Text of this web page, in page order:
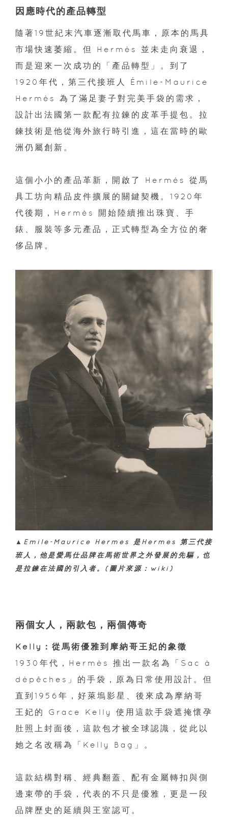
因應時代的產品轉型
隨著19世紀末汽車逐漸取代馬車，原本的馬具
市場快速萎縮。但 Hermès 並未走向衰退，
而是迎來一次成功的「產品轉型」。到了
1920年代，第三代接班人 Émile-Maurice
Hermès 為了滿足妻子對完美手袋的需求，
設計出法國第一款配有拉鍊的皮革手提包。拉
鍊技術是他從海外旅行時引進，這在當時的歐
洲仍屬創新。
這個小小的產品革新，開啟了 Hermès 從馬
具工坊向精品皮件擴展的關鍵契機。1920年
代後期，Hermès 開始陸續推出珠寶、手
錶、服裝等多元產品，正式轉型為全方位的奢
侈品牌。
▲Émile-Maurice Hermès 是Hermès 第三代接
班人，他是愛馬仕品牌在馬術世界之外發展的先驅，也
是拉鍊在法國的引入者。(圖片來源：wiki)
兩個女人，兩款包，兩個傳奇
Kelly：從馬術優雅到摩納哥王妃的象徵
1930年代，Hermès 推出一款名為「Sac à
dépêches」的手袋，原為日常使用設計。但
直到1956年，好萊塢影星、後來成為摩納哥
王妃的 Grace Kelly 使用這款手袋遮掩懷孕
肚照上封面後，這款包才被全球認識，從此以
她之名改稱為「Kelly Bag」。
這款結構對稱、經典翻蓋、配有金屬轉扣與側
邊束帶的手袋，代表的不只是優雅，更是一段
品牌歷史的延續與王室認可。